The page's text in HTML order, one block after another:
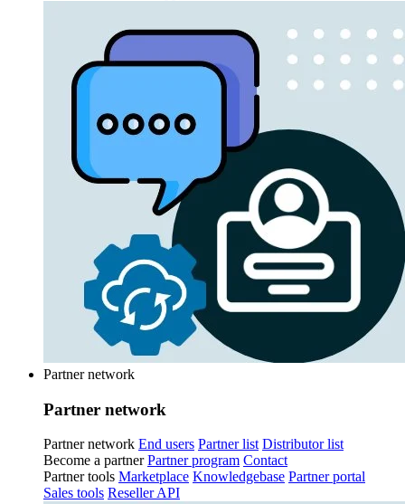
Partner network
Partner network
Partner network End users Partner list Distributor list
Become a partner Partner program Contact
Partner tools Marketplace Knowledgebase Partner portal
Sales tools Reseller API